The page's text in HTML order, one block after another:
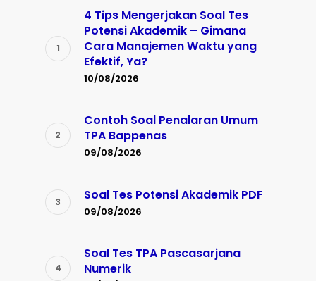
4 Tips Mengerjakan Soal Tes
Potensi Akademik – Gimana
Cara Manajemen Waktu yang
Efektif, Ya?
10/08/2026
Contoh Soal Penalaran Umum
TPA Bappenas
09/08/2026
Soal Tes Potensi Akademik PDF
09/08/2026
Soal Tes TPA Pascasarjana
Numerik